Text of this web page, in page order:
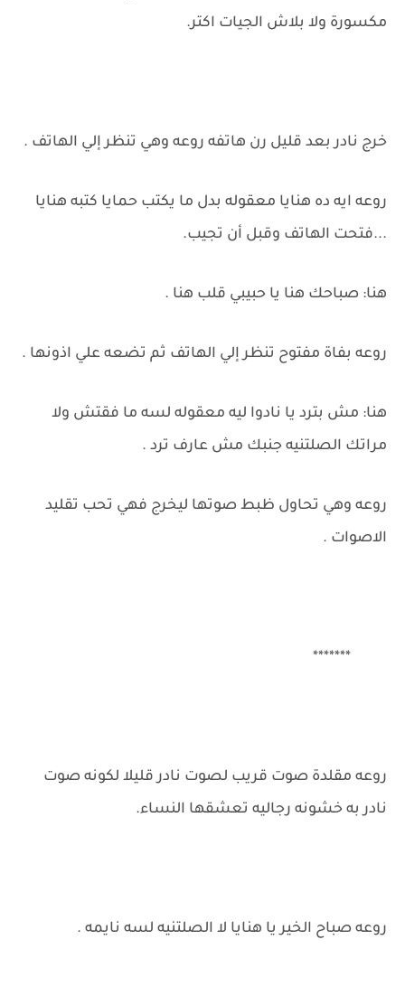
مكسورة ولا بلاش الجيات اكتر.
خرج نادر بعد قليل رن هاتفه روعه وهي تنظر إلي الهاتف .
روعه ايه ده هنايا معقوله بدل ما يكتب حمايا كتبه هنايا
...فتحت الهاتف وقبل أن تجيب.
هنا: صباحك هنا يا حبيبي قلب هنا .
روعه بفاة مفتوح تنظر إلي الهاتف ثم تضعه علي اذونها .
هنا: مش بترد يا نادوا ليه معقوله لسه ما فقتش ولا
مراتك الصلتنيه جنبك مش عارف ترد .
روعه وهي تحاول ظبط صوتها ليخرج فهي تحب تقليد
الاصوات .
*******
روعه مقلدة صوت قريب لصوت نادر قليلا لكونه صوت
نادر به خشونه رجاليه تعشقها النساء.
روعه صباح الخير يا هنايا لا الصلتنيه لسه نايمه .